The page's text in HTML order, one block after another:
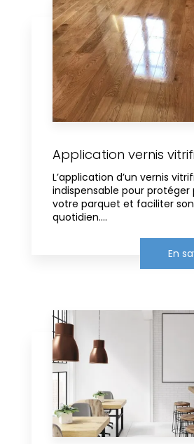
Application vernis
L’application d’un vernis
indispensable pour
votre parquet et faciliter
quotidien....
En